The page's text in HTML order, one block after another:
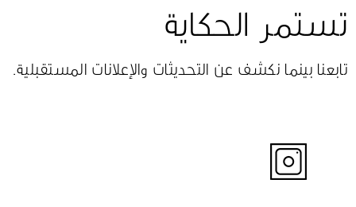
تستمر الحكاية
تابعنا بينما نكشف عن التحديثات والإعلانات المستقبلية.